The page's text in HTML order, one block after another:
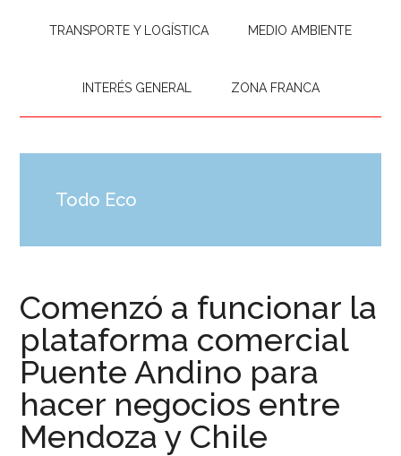
TRANSPORTE Y LOGÍSTICA MEDIO AMBIENTE
INTERÉS GENERAL ZONA FRANCA
Todo Eco
Comenzó a funcionar la
plataforma comercial
Puente Andino para
hacer negocios entre
Mendoza y Chile